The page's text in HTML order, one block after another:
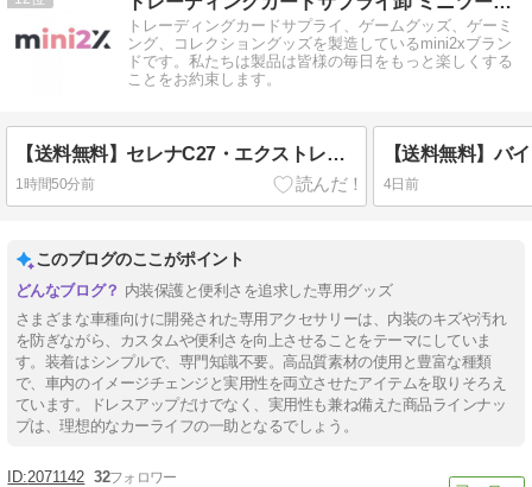
トレーディングカードサプライ、ゲームグッズ、ゲーミ
ング、コレクショングッズを製造しているmini2xブラン
ドです。私たちは製品は皆様の毎日をもっと楽しくする
ことをお約束します。
【送料無料】セレナC27・エクストレイルT33のリアを純白LEDで高級感アップ【劇的バックビュ】
1時間50分前 4日前
このブログのここがポイント
内装保護と便利さを追求した専用グッズ
さまざまな車種向けに開発された専用アクセサリーは、内装のキズや汚れ
を防ぎながら、カスタムや便利さを向上させることをテーマにしていま
す。装着はシンプルで、専門知識不要。高品質素材の使用と豊富な種類
で、車内のイメージチェンジと実用性を両立させたアイテムを取りそろえ
ています。ドレスアップだけでなく、実用性も兼ね備えた商品ラインナッ
プは、理想的なカーライフの一助となるでしょう。
2071142 32